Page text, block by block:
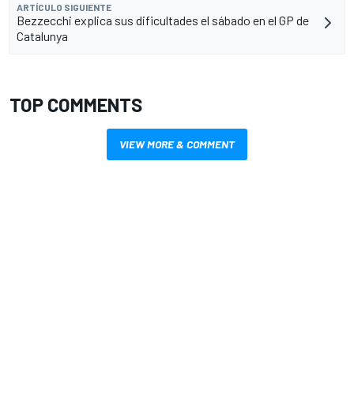
ARTÍCULO SIGUIENTE
Bezzecchi explica sus dificultades el sábado en el GP de
Catalunya
TOP COMMENTS
VIEW MORE & COMMENT